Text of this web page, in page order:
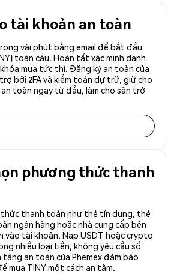
tài khoản an toàn
vài phút bằng email để bắt đầu
toàn cầu. Hoàn tất xác minh danh
mua tức thì. Đăng ký an toàn của
bởi 2FA và kiểm toán dự trữ, giữ cho
toàn ngay từ đầu, làm cho sàn trở
phương thức thanh
thức thanh toán như thẻ tín dụng, thẻ
ngân hàng hoặc nhà cung cấp bên
vào tài khoản. Nạp USDT hoặc crypto
nhiều loại tiền, không yêu cầu số
an toàn của Phemex đảm bảo
mua TINY một cách an tâm.